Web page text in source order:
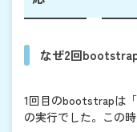
なぜ2回
1回目のbootstrapは
の実行でした。この時